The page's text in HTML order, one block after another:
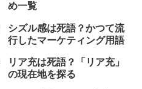
め一覧
シズル感は死語？かつて流
行したマーケティング用語
リア充は死語？「リア充」
の現在地を探る